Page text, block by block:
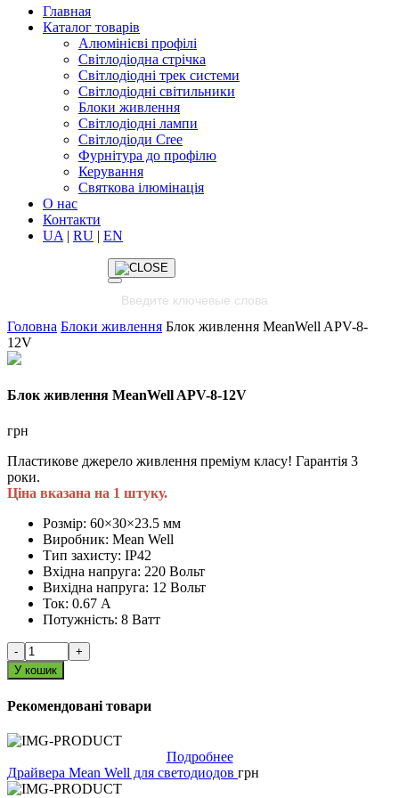
Главная
Каталог товарів
Алюмінієві профілі
Світлодіодна стрічка
Світлодіодні трек системи
Світлодіодні світильники
Блоки живлення
Світлодіодні лампи
Світлодіоди Cree
Фурнітура до профілю
Керування
Святкова ілюмінація
О нас
Контакти
UA | RU | EN
Головна Блоки живлення Блок живлення MeanWell APV-8-
12V
Блок живлення MeanWell APV-8-12V
грн
Пластикове джерело живлення преміум класу! Гарантія 3
роки.
Ціна вказана на 1 штуку.
Розмір: 60×30×23.5 мм
Виробник: Mean Well
Тип захисту: IP42
Вхідна напруга: 220 Вольт
Вихідна напруга: 12 Вольт
Ток: 0.67 А
Потужність: 8 Ватт
-
+
У кошик
Рекомендовані товари
Подробнее
Драйвера Mean Well для светодиодов грн